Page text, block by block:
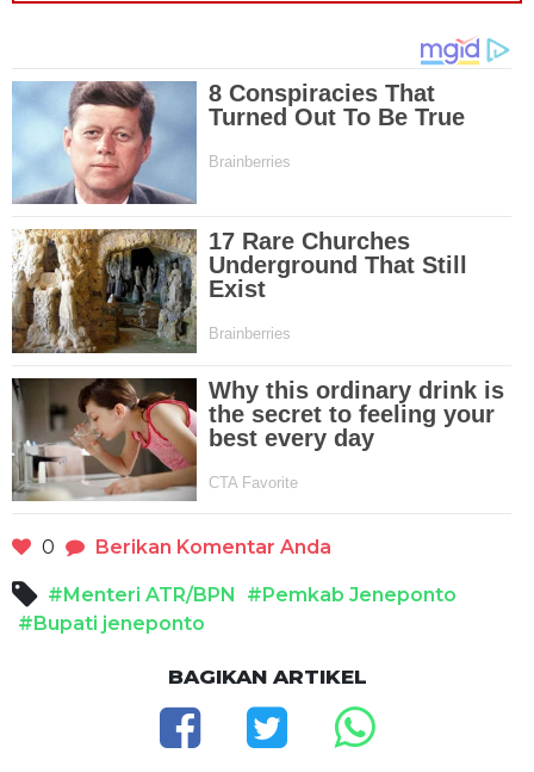
0 Berikan Komentar Anda
#Menteri ATR/BPN
#Pemkab Jeneponto
#Bupati jeneponto
BAGIKAN ARTIKEL